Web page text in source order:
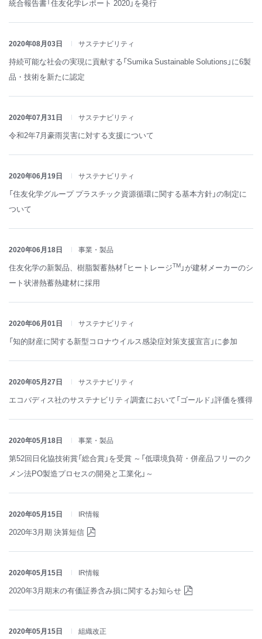
統合報告書「住友化学レポート 2020」を発行
2020年08月03日 サステナビリティ
持続可能な社会の実現に貢献する「Sumika Sustainable Solutions」に6製
品・技術を新たに認定
2020年07月31日 サステナビリティ
令和2年7月豪雨災害に対する支援について
2020年06月19日 サステナビリティ
「住友化学グループ プラスチック資源循環に関する基本方針」の制定に
ついて
2020年06月18日 事業・製品
住友化学の新製品、樹脂製蓄熱材「ヒートレージTM 」が建材メーカーのシ
ート状潜熱蓄熱建材に採用
2020年06月01日 サステナビリティ
「知的財産に関する新型コロナウイルス感染症対策支援宣言」に参加
2020年05月27日 サステナビリティ
エコバディス社のサステナビリティ調査において「ゴールド」評価を獲得
2020年05月18日 事業・製品
第52回日化協技術賞「総合賞」を受賞 ～「低環境負荷・併産品フリーのク
メン法PO製造プロセスの開発と工業化」～
2020年05月15日 IR情報
2020年3月期 決算短信
2020年05月15日 IR情報
2020年3月期末の有価証券含み損に関するお知らせ
2020年05月15日 組織改正